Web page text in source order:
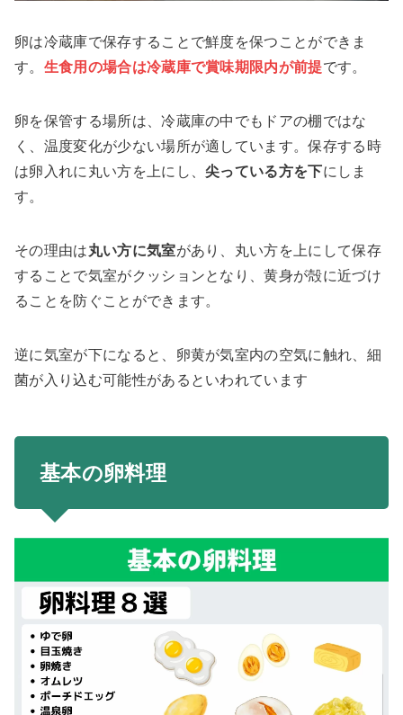
卵は冷蔵庫で保存することで鮮度を保つことができま
す。 生食用の場合は冷蔵庫で賞味期限内が前提です。
卵を保管する場所は、冷蔵庫の中でもドアの棚ではな
く、温度変化が少ない場所が適しています。保存する時
は卵入れに丸い方を上にし、尖っている方を下にしま
す。
その理由は丸い方に気室があり、丸い方を上にして保存
することで気室がクッションとなり、黄身が殻に近づけ
ることを防ぐことができます。
逆に気室が下になると、卵黄が気室内の空気に触れ、細
菌が入り込む可能性があるといわれています
基本の卵料理